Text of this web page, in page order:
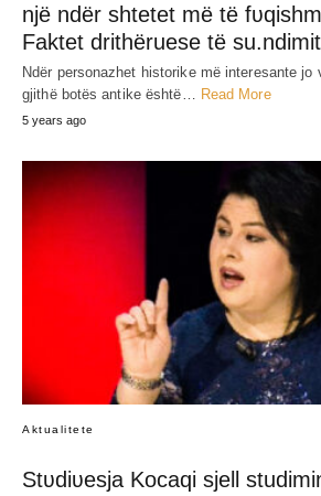
një ndër shtetet më të
Faktet drithëruese të
Ndër personazhet historike më interesante
gjithë botës antike është… Read More
5 years ago
Aktualitete
Stʋdiʋesja Kocaqi sjell